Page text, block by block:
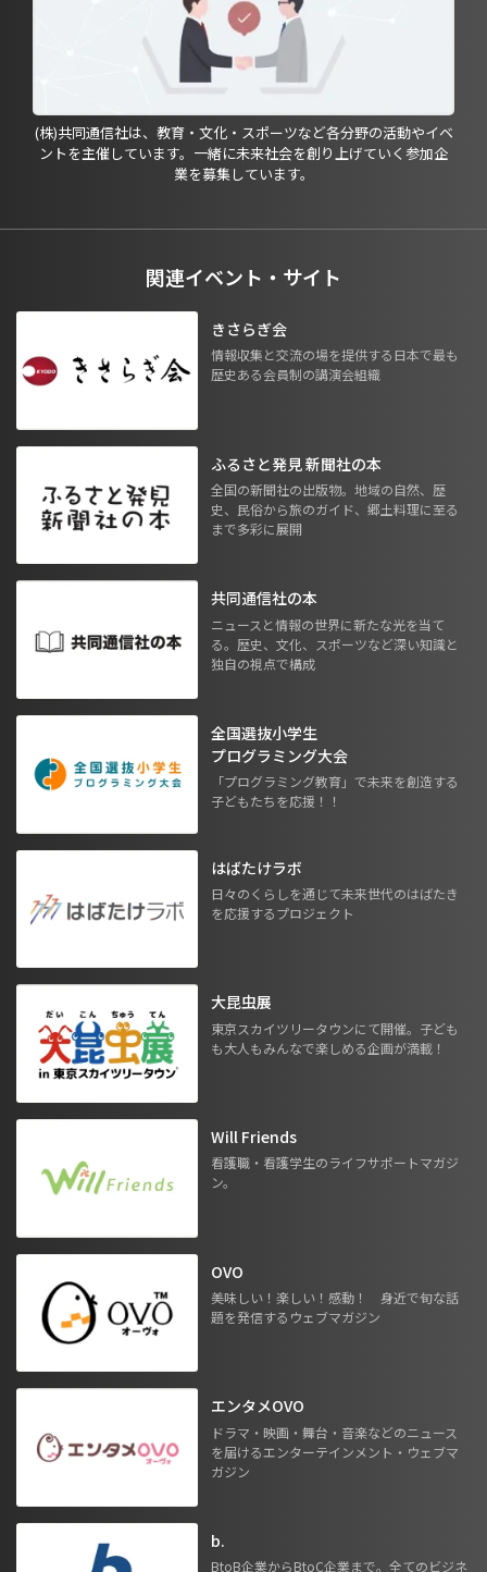
(株)共同通信社は、教育・文化・スポーツなど各分野の活動やイベ
ントを主催しています。一緒に未来社会を創り上げていく参加企
業を募集しています。
関連イベント・サイト
きさらぎ会
情報収集と交流の場を提供する日本で最も
歴史ある会員制の講演会組織
ふるさと発見 新聞社の本
全国の新聞社の出版物。地域の自然、歴
史、民俗から旅のガイド、郷土料理に至る
まで多彩に展開
共同通信社の本
ニュースと情報の世界に新たな光を当て
る。歴史、文化、スポーツなど深い知識と
独自の視点で構成
全国選抜小学生
プログラミング大会
「プログラミング教育」で未来を創造する
子どもたちを応援！！
はばたけラボ
日々のくらしを通じて未来世代のはばたき
を応援するプロジェクト
大昆虫展
東京スカイツリータウンにて開催。子ども
も大人もみんなで楽しめる企画が満載！
Will Friends
看護職・看護学生のライフサポートマガジ
ン。
OVO
美味しい！楽しい！感動！ 身近で旬な話
題を発信するウェブマガジン
エンタメOVO
ドラマ・映画・舞台・音楽などのニュース
を届けるエンターテインメント・ウェブマ
ガジン
b.
BtoB企業からBtoC企業まで。全てのビジネ